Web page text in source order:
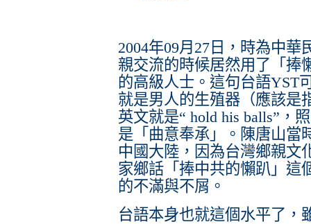
2004年09月27日，時為中
親交流的時候居然用了「捧
的高級人士。這句台語YST
就是男人的生殖器（應該是
英文就是“ hold his balls”，
是「曲意奉承」。陳唐山當
中國大陸，因為台灣鄉親文
家鄉話「捧中共的懶趴」這
的不滿與不屑。
台語本身也就這個水平了，